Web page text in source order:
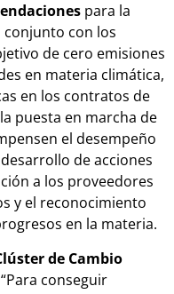
para la
con los
de cero emisiones
en materia climática,
en los contratos de
puesta en marcha de
el desempeño
de acciones
a los proveedores
y el reconocimiento
en la materia.
de Cambio
conseguir